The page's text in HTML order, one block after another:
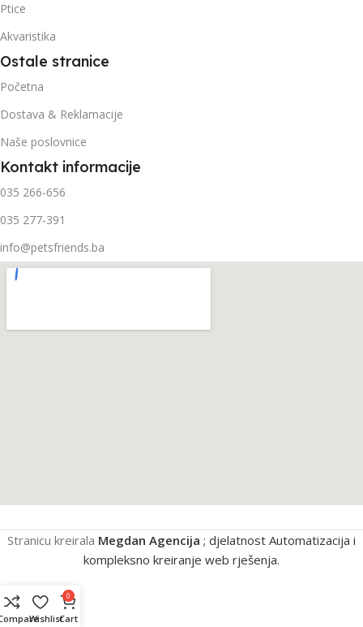
Ptice
Akvaristika
Ostale stranice
Početna
Dostava & Reklamacije
Naše poslovnice
Kontakt informacije
035 266-656
035 277-391
info@petsfriends.ba
Stranicu kreirala Megdan Agencija ; djelatnost Automatizacija i
kompleksno kreiranje web rješenja.
Wishlist
0
Cart